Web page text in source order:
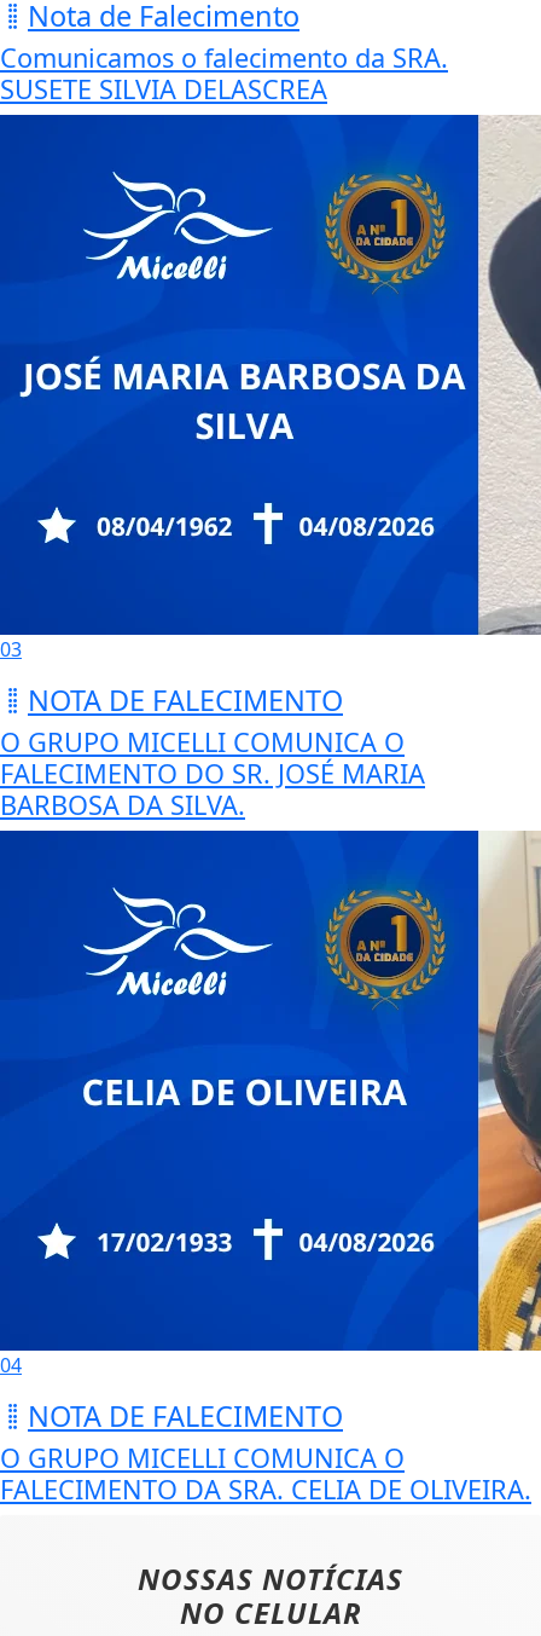
Nota de Falecimento
Comunicamos o falecimento da SRA.
SUSETE SILVIA DELASCREA
03
NOTA DE FALECIMENTO
O GRUPO MICELLI COMUNICA O
FALECIMENTO DO SR. JOSÉ MARIA
BARBOSA DA SILVA.
04
NOTA DE FALECIMENTO
O GRUPO MICELLI COMUNICA O
FALECIMENTO DA SRA. CELIA DE OLIVEIRA.
NOSSAS NOTÍCIAS
NO CELULAR